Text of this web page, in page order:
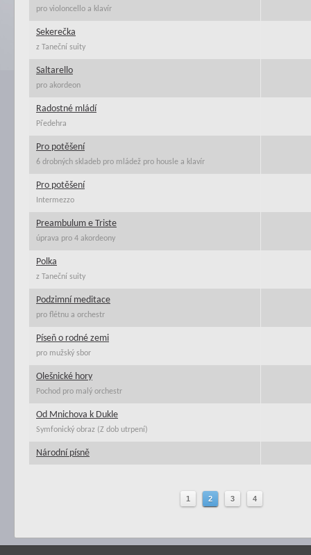
pro violoncello a klavír
Sekerečka
z Taneční suity
Saltarello
pro akordeon
Radostné mládí
Předehra
Pro potěšení
6 drobných skladeb pro mládež pro housle a klavír
Pro potěšení
Intermezzo
Preambulum e Triste
úprava pro 4 akordeony
Polka
z Taneční suity
Podzimní meditace
pro flétnu a orchestr
Píseň o rodné zemi
pro mužský sbor
Olešnické hory
Pochod pro malý orchestr
Od Mnichova k Dukle
Symfonický obraz (Z dob utrpení)
Národní písně
1 2 3 4